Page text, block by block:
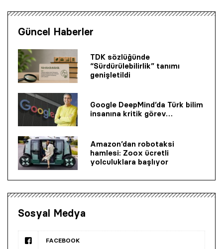
Güncel Haberler
TDK sözlüğünde
“Sürdürülebilirlik” tanımı
genişletildi
Google DeepMind’da Türk bilim
insanına kritik görev…
Amazon’dan robotaksi
hamlesi: Zoox ücretli
yolculuklara başlıyor
Sosyal Medya
FACEBOOK